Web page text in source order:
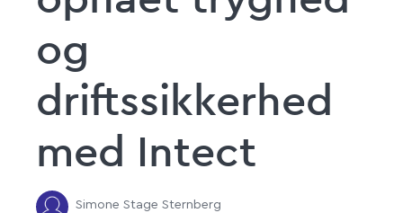
og
driftssikkerhed
med Intect
Simone Stage Sternberg